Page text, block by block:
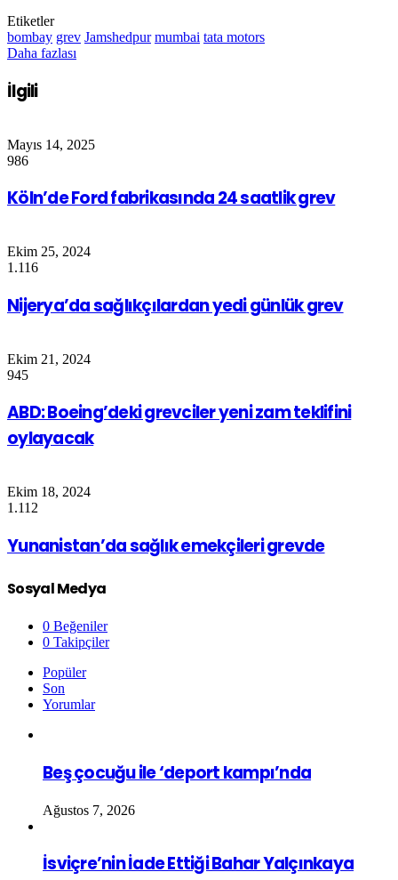
Etiketler
bombay grev Jamshedpur mumbai tata motors
Daha fazlası
İlgili
Mayıs 14, 2025
986
Köln’de Ford fabrikasında 24 saatlik grev
Ekim 25, 2024
1.116
Nijerya’da sağlıkçılardan yedi günlük grev
Ekim 21, 2024
945
ABD: Boeing’deki grevciler yeni zam teklifini
oylayacak
Ekim 18, 2024
1.112
Yunanistan’da sağlık emekçileri grevde
Sosyal Medya
0 Beğeniler
0 Takipçiler
Popüler
Son
Yorumlar
Beş çocuğu ile ‘deport kampı’nda
Ağustos 7, 2026
İsviçre’nin İade Ettiği Bahar Yalçınkaya